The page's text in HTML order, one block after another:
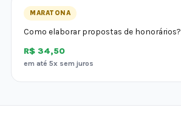
MARATONA
Como elaborar propostas de honorários?
R$ 34,50
em até 5x sem juros